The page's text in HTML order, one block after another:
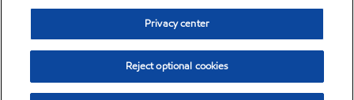
Privacy center
Reject optional cookies